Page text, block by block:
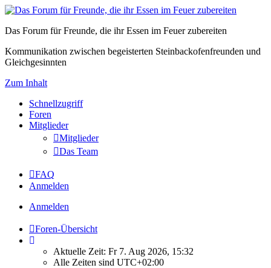
Das Forum für Freunde, die ihr Essen im Feuer zubereiten
Kommunikation zwischen begeisterten Steinbackofenfreunden und
Gleichgesinnten
Zum Inhalt
Schnellzugriff
Foren
Mitglieder
Mitglieder
Das Team
FAQ
Anmelden
Anmelden
Foren-Übersicht
Aktuelle Zeit: Fr 7. Aug 2026, 15:32
Alle Zeiten sind UTC+02:00